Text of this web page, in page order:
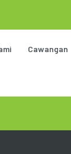
Cawangan